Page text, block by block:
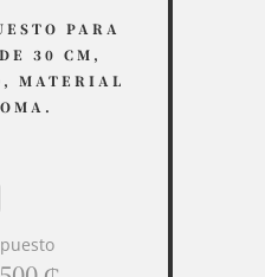
PARA
30 CM,
MATERIAL